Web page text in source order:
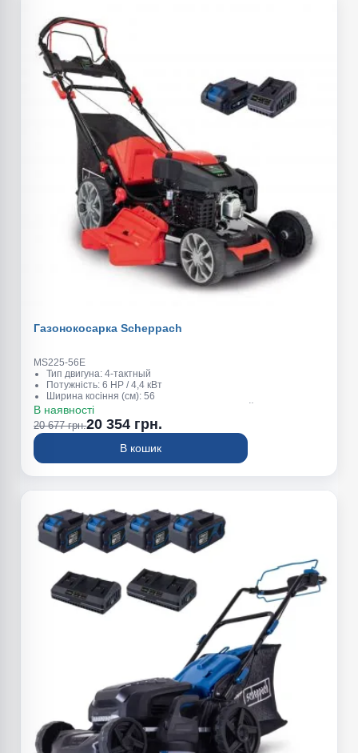
Газонокосарка Scheppach
MS225-56E
Тип двигуна: 4-тактный
Потужність: 6 HP / 4,4 кВт
Ширина косіння (см): 56
Висота косіння (мм): 25–75 , 7 позиций, центральная
регулировка
Об'єм травозбірника (л): 65
В наявності
20 677 грн.20 354 грн.
В кошик